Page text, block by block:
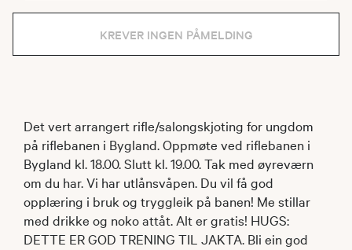
KREVER INGEN PÅMELDING
Det vert arrangert rifle/salongskjoting for ungdom
på riflebanen i Bygland. Oppmøte ved riflebanen i
Bygland kl. 18.00. Slutt kl. 19.00. Tak med øyreværn
om du har. Vi har utlånsvåpen. Du vil få god
opplæring i bruk og tryggleik på banen! Me stillar
med drikke og noko attåt. Alt er gratis! HUGS:
DETTE ER GOD TRENING TIL JAKTA. Bli ein god